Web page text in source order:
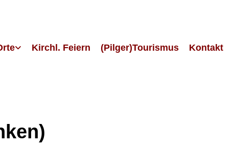
Kirchl. Feiern (Pilger)Tourismus Kontakt